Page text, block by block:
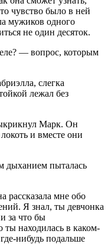
чувство было в ней
мужиков одного
не один десяток.
— вопрос, которым
слегка
лежал без
Марк. Он
и вместе они
пыталась
рассказала мне обо
Я знал, ты девчонка
за что бы
ты находилась в каком-
нибудь подальше